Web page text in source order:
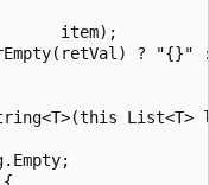
item);
? "{}"
List<T>